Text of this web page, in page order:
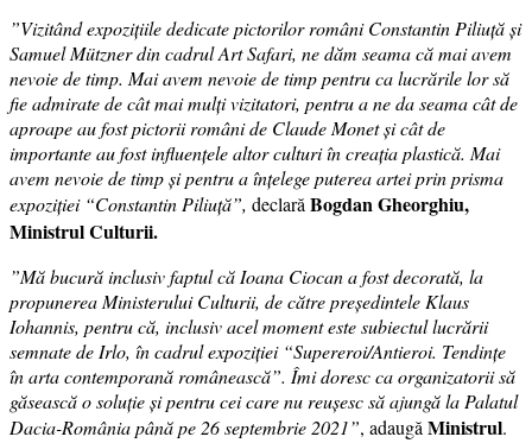
”Vizitând expozițiile dedicate pictorilor români Constantin Piliuță și
Samuel Mützner din cadrul Art Safari, ne dăm seama că mai avem
nevoie de timp. Mai avem nevoie de timp pentru ca lucrările lor să
fie admirate de cât mai mulți vizitatori, pentru a ne da seama cât de
aproape au fost pictorii români de Claude Monet și cât de
importante au fost influențele altor culturi în creația plastică. Mai
avem nevoie de timp și pentru a înțelege puterea artei prin prisma
expoziției “Constantin Piliuță”, declarăBogdan Gheorghiu,
Ministrul Culturii.
”Mă bucură inclusiv faptul că Ioana Ciocan a fost decorată, la
propunerea Ministerului Culturii, de către președintele Klaus
Iohannis, pentru că, inclusiv acel moment este subiectul lucrării
semnate de Irlo, în cadrul expoziției “Supereroi/Antieroi. Tendințe
în arta contemporană românească”. Îmi doresc ca organizatorii să
găsească o soluție și pentru cei care nu reușesc să ajungă la Palatul
Dacia-România până pe 26 septembrie 2021”, adaugăMinistrul.